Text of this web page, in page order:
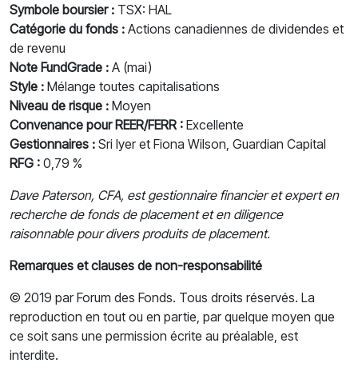
Symbole boursier : TSX: HAL
Catégorie du fonds : Actions canadiennes de dividendes et
de revenu
Note FundGrade : A (mai)
Style : Mélange toutes capitalisations
Niveau de risque : Moyen
Convenance pour REER/FERR : Excellente
Gestionnaires : Sri Iyer et Fiona Wilson, Guardian Capital
RFG : 0,79 %
Dave Paterson, CFA, est gestionnaire financier et expert en
recherche de fonds de placement et en diligence
raisonnable pour divers produits de placement.
Remarques et clauses de non-responsabilité
© 2019 par Forum des Fonds. Tous droits réservés. La
reproduction en tout ou en partie, par quelque moyen que
ce soit sans une permission écrite au préalable, est
interdite.